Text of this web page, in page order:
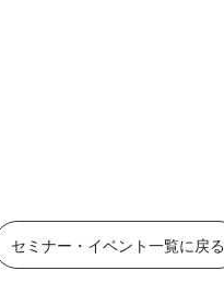
セミナー・イベント一覧に戻る